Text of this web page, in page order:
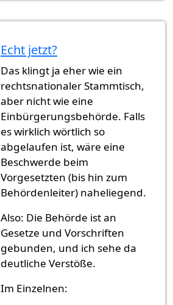
Echt jetzt?
Das klingt ja eher wie ein
rechtsnationaler Stammtisch,
aber nicht wie eine
Einbürgerungsbehörde. Falls
es wirklich wörtlich so
abgelaufen ist, wäre eine
Beschwerde beim
Vorgesetzten (bis hin zum
Behördenleiter) naheliegend.
Also: Die Behörde ist an
Gesetze und Vorschriften
gebunden, und ich sehe da
deutliche Verstöße.
Im Einzelnen: